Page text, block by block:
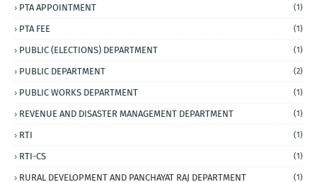
PTA APPOINTMENT (1)
PTA FEE (1)
PUBLIC (ELECTIONS) DEPARTMENT (1)
PUBLIC DEPARTMENT (2)
PUBLIC WORKS DEPARTMENT (1)
REVENUE AND DISASTER MANAGEMENT DEPARTMENT (1)
RTI (1)
RTI-CS (1)
RURAL DEVELOPMENT AND PANCHAYAT RAJ DEPARTMENT (1)